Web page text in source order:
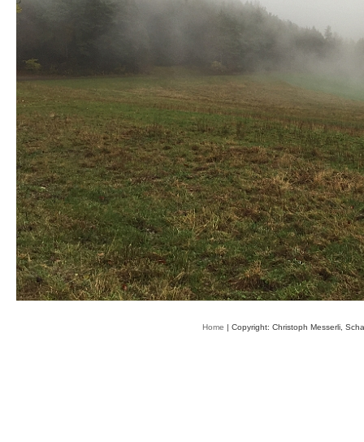
Home | Copyright: Christoph Messerli,